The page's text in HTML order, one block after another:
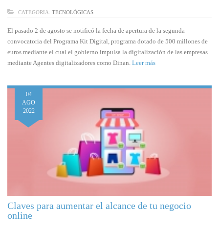
CATEGORIA: TECNOLÓGICAS
El pasado 2 de agosto se notificó la fecha de apertura de la segunda
convocatoria del Programa Kit Digital, programa dotado de 500 millones de
euros mediante el cual el gobierno impulsa la digitalización de las empresas
mediante Agentes digitalizadores como Dinan. Leer más
04
AGO
2022
Claves para aumentar el alcance de tu negocio
online